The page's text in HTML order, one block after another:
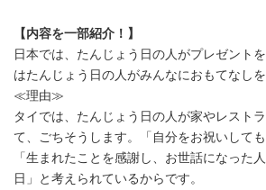
【内容を一部紹介！】
日本では、たんじょう日の人がプレゼント
はたんじょう日の人がみんなにおもてなしを
≪理由≫
タイでは、たんじょう日の人が家やレスト
て、ごちそうします。「自分をお祝いして
「生まれたことを感謝し、お世話になった
日」と考えられているからです。